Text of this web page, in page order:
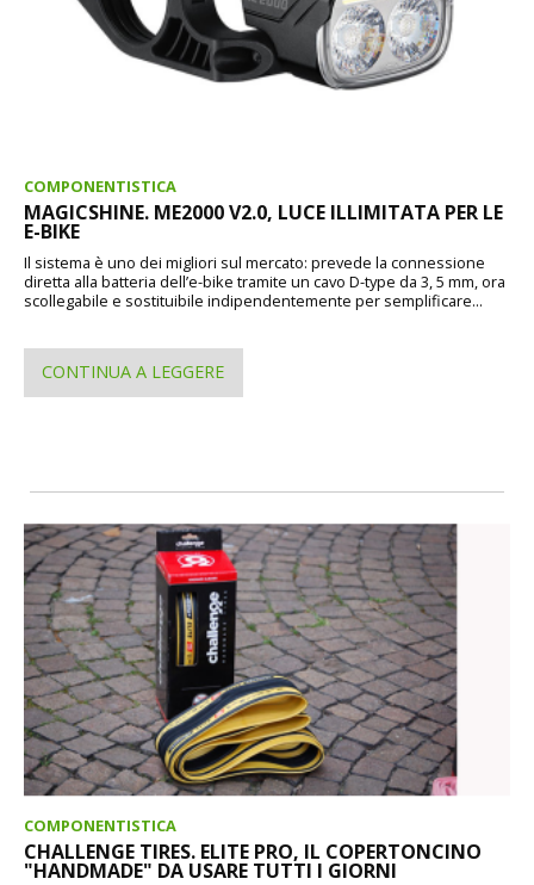
COMPONENTISTICA
MAGICSHINE. ME2000 V2.0, LUCE ILLIMITATA PER LE
E-BIKE
Il sistema è uno dei migliori sul mercato: prevede la connessione
diretta alla batteria dell’e-bike tramite un cavo D-type da 3, 5 mm, ora
scollegabile e sostituibile indipendentemente per semplificare...
CONTINUA A LEGGERE
COMPONENTISTICA
CHALLENGE TIRES. ELITE PRO, IL COPERTONCINO
"HANDMADE" DA USARE TUTTI I GIORNI